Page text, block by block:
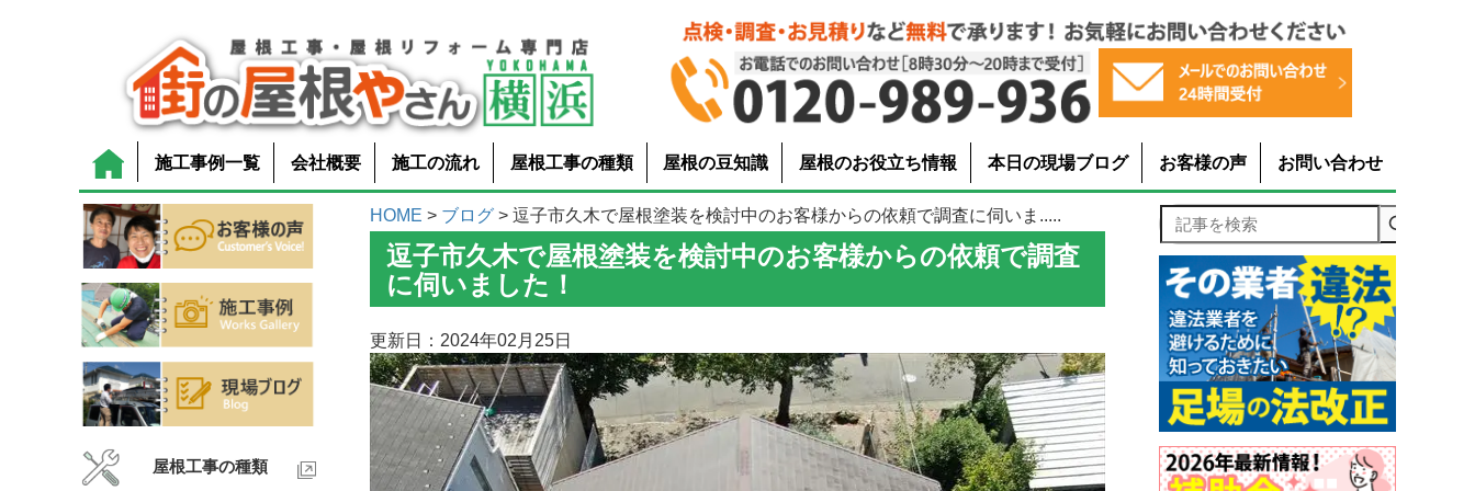
施工事例一覧 会社概要 施工の流れ 屋根工事の種類 屋根の豆知識 屋根のお役立ち情報 本日の現場ブログ お客様の声 お問い合わせ
屋根工事の種類
HOME > ブログ > 逗子市久木で屋根塗装を検討中のお客様からの依頼で調査に伺いま.....
逗子市久木で屋根塗装を検討中のお客様からの依頼で調査
に伺いました！
更新日：2024年02月25日
記事を検索